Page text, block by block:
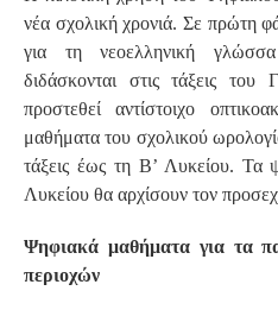
νέα σχολική χρονιά. Σε πρώτη
για τη νεοελληνική
διδάσκονται στις τάξεις
προστεθεί αντίστοιχο
μαθήματα του σχολικού
τάξεις έως τη Β’ Λυκείου. Τα
Λυκείου θα αρχίσουν τον
Ψηφιακά μαθήματα για τα
περιοχών